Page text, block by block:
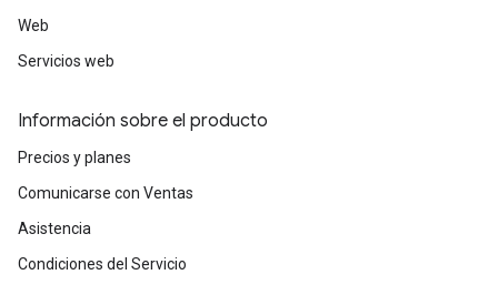
Web
Servicios web
Información sobre el producto
Precios y planes
Comunicarse con Ventas
Asistencia
Condiciones del Servicio